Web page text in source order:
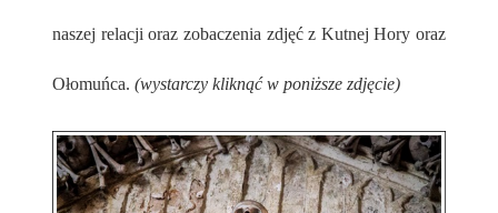
naszej relacji oraz zobaczenia zdjęć z Kutnej Hory oraz
Ołomuńca. (wystarczy kliknąć w poniższe zdjęcie)